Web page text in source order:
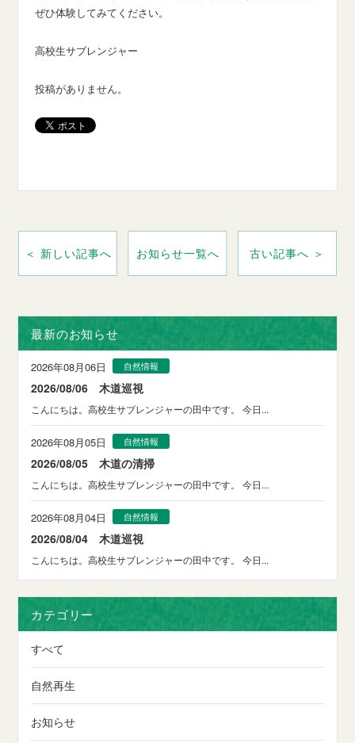
ぜひ体験してみてください。
高校生サブレンジャー
投稿がありません。
＜ 新しい記事へ お知らせ一覧へ 古い記事へ ＞
最新のお知らせ
2026年08月06日 自然情報
2026/08/06 木道巡視
こんにちは。高校生サブレンジャーの田中です。 今日...
2026年08月05日 自然情報
2026/08/05 木道の清掃
こんにちは。高校生サブレンジャーの田中です。 今日...
2026年08月04日 自然情報
2026/08/04 木道巡視
こんにちは。高校生サブレンジャーの田中です。 今日...
カテゴリー
すべて
自然再生
お知らせ